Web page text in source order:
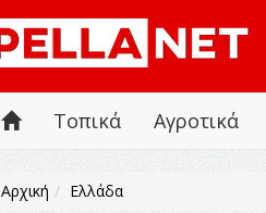
Τοπικά Αγροτικά
Αρχική Ελλάδα